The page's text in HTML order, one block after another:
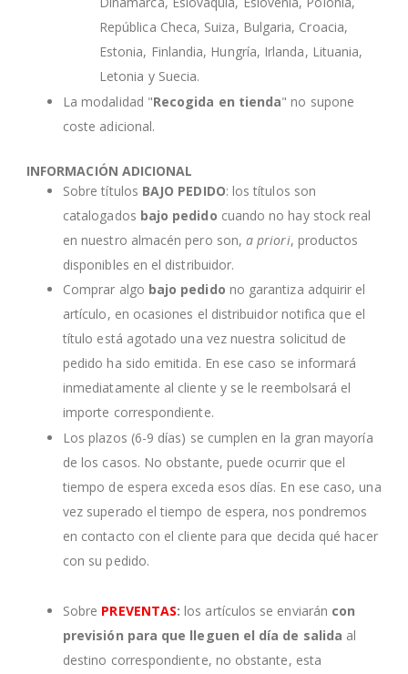
República Checa, Suiza, Bulgaria, Croacia,
Estonia, Finlandia, Hungría, Irlanda, Lituania,
Letonia y Suecia.
La modalidad "Recogida en tienda" no supone
coste adicional.
INFORMACIÓN ADICIONAL
Sobre títulos BAJO PEDIDO: los títulos son
catalogados bajo pedido cuando no hay stock real
en nuestro almacén pero son,a priori, productos
disponibles en el distribuidor.
Comprar algo bajo pedido no garantiza adquirir el
artículo, en ocasiones el distribuidor notifica que el
título está agotado una vez nuestra solicitud de
pedido ha sido emitida. En ese caso se informará
inmediatamente al cliente y se le reembolsará el
importe correspondiente.
Los plazos (6-9 días) se cumplen en la gran mayoría
de los casos. No obstante, puede ocurrir que el
tiempo de espera exceda esos días. En ese caso, una
vez superado el tiempo de espera, nos pondremos
en contacto con el cliente para que decida qué hacer
con su pedido.
Sobre PREVENTAS:los artículos se enviarán con
previsión para que lleguen el día de salida al
destino correspondiente, no obstante, esta